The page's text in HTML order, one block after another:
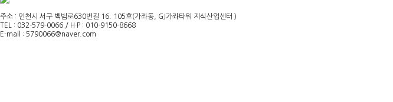
주소 : 인천시 서구 백범로630번길 16. 105호(가좌동, GJ가좌타워 지식산업센터 )
TEL : 032-579-0066 / H·P : 010-9150-8668
E-mail : 5790066@naver.com